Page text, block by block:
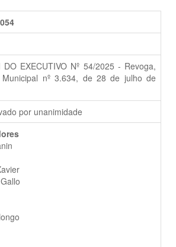
DO EXECUTIVO Nº 54/2025 - Revoga,
nº 3.634, de 28 de julho de
por unanimidade